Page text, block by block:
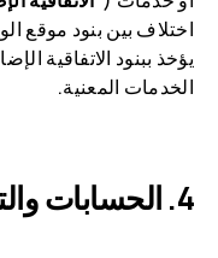
اختلاف بين بنود موقع
يؤخذ ببنود الاتفاقية
الخدمات المعنية.
الحسابات